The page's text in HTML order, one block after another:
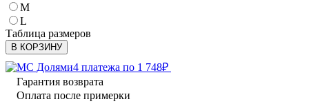
M
L
Таблица размеров
В КОРЗИНУ
4 платежа по 1 748₽
Гарантия возврата
Оплата после примерки